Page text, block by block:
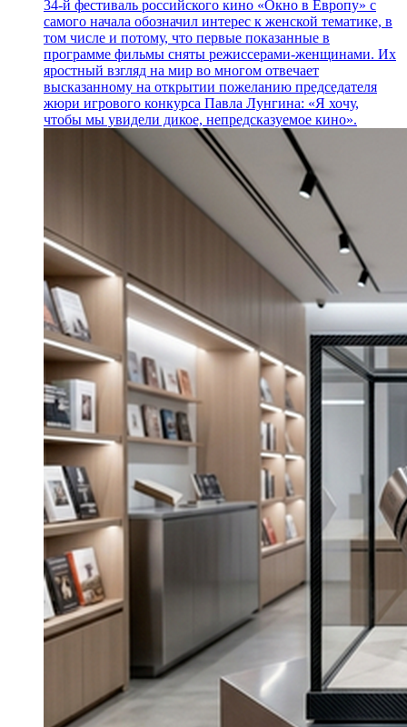
34-й фестиваль российского кино «Окно в Европу» с
самого начала обозначил интерес к женской тематике, в
том числе и потому, что первые показанные в
программе фильмы сняты режиссерами-женщинами. Их
яростный взгляд на мир во многом отвечает
высказанному на открытии пожеланию председателя
жюри игрового конкурса Павла Лунгина: «Я хочу,
чтобы мы увидели дикое, непредсказуемое кино».